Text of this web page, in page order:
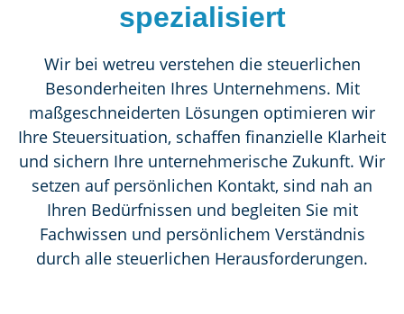
spezialisiert
Wir bei wetreu verstehen die steuerlichen
Besonderheiten Ihres Unternehmens. Mit
maßgeschneiderten Lösungen optimieren wir
Ihre Steuersituation, schaffen finanzielle Klarheit
und sichern Ihre unternehmerische Zukunft. Wir
setzen auf persönlichen Kontakt, sind nah an
Ihren Bedürfnissen und begleiten Sie mit
Fachwissen und persönlichem Verständnis
durch alle steuerlichen Herausforderungen.